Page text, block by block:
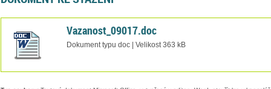
Vazanost_09017.doc
Dokument typu doc | Velikost 363 kB